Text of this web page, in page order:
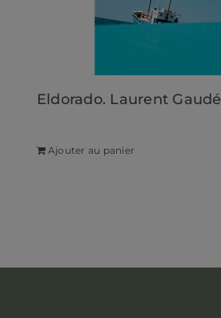
Eldorado. Laurent Gaudé
Ajouter au panier